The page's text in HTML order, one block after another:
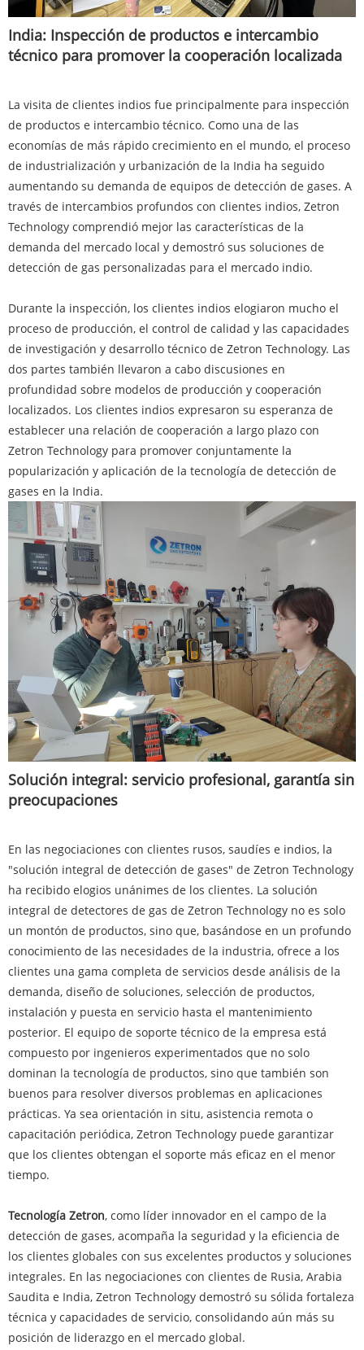
India: Inspección de productos e intercambio
técnico para promover la cooperación localizada
La visita de clientes indios fue principalmente para inspección
de productos e intercambio técnico. Como una de las
economías de más rápido crecimiento en el mundo, el proceso
de industrialización y urbanización de la India ha seguido
aumentando su demanda de equipos de detección de gases. A
través de intercambios profundos con clientes indios, Zetron
Technology comprendió mejor las características de la
demanda del mercado local y demostró sus soluciones de
detección de gas personalizadas para el mercado indio.
Durante la inspección, los clientes indios elogiaron mucho el
proceso de producción, el control de calidad y las capacidades
de investigación y desarrollo técnico de Zetron Technology. Las
dos partes también llevaron a cabo discusiones en
profundidad sobre modelos de producción y cooperación
localizados. Los clientes indios expresaron su esperanza de
establecer una relación de cooperación a largo plazo con
Zetron Technology para promover conjuntamente la
popularización y aplicación de la tecnología de detección de
gases en la India.
Solución integral: servicio profesional, garantía sin
preocupaciones
En las negociaciones con clientes rusos, saudíes e indios, la
"solución integral de detección de gases" de Zetron Technology
ha recibido elogios unánimes de los clientes. La solución
integral de detectores de gas de Zetron Technology no es solo
un montón de productos, sino que, basándose en un profundo
conocimiento de las necesidades de la industria, ofrece a los
clientes una gama completa de servicios desde análisis de la
demanda, diseño de soluciones, selección de productos,
instalación y puesta en servicio hasta el mantenimiento
posterior. El equipo de soporte técnico de la empresa está
compuesto por ingenieros experimentados que no solo
dominan la tecnología de productos, sino que también son
buenos para resolver diversos problemas en aplicaciones
prácticas. Ya sea orientación in situ, asistencia remota o
capacitación periódica, Zetron Technology puede garantizar
que los clientes obtengan el soporte más eficaz en el menor
tiempo.
Tecnología Zetron, como líder innovador en el campo de la
detección de gases, acompaña la seguridad y la eficiencia de
los clientes globales con sus excelentes productos y soluciones
integrales. En las negociaciones con clientes de Rusia, Arabia
Saudita e India, Zetron Technology demostró su sólida fortaleza
técnica y capacidades de servicio, consolidando aún más su
posición de liderazgo en el mercado global.